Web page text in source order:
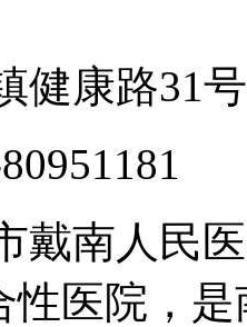
健康路31
戴南人民
性医院，